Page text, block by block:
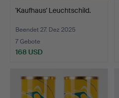
'Kaufhaus' Leuchtschild.
Beendet 27. Dez 2025
7 Gebote
168 USD